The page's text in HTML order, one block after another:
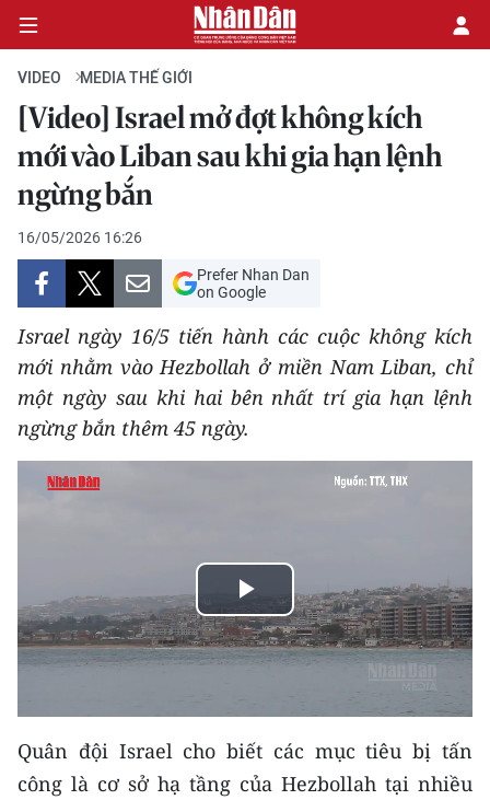
CHÍNH TRỊ
KINH TẾ
VĂN HÓA
XÃ HỘI
PHÁP LUẬT
DU LỊCH
THẾ GIỚI
Y TẾ
BẠN ĐỌC
VIDEO MEDIA THẾ GIỚI
[Video] Israel mở đợt không kích
mới vào Liban sau khi gia hạn lệnh
ngừng bắn
16/05/2026 16:26
Prefer Nhan Dan
on Google
Israel ngày 16/5 tiến hành các cuộc không kích
mới nhằm vào Hezbollah ở miền Nam Liban, chỉ
một ngày sau khi hai bên nhất trí gia hạn lệnh
ngừng bắn thêm 45 ngày.
Play
Video
Quân đội Israel cho biết các mục tiêu bị tấn
công là cơ sở hạ tầng của Hezbollah tại nhiều